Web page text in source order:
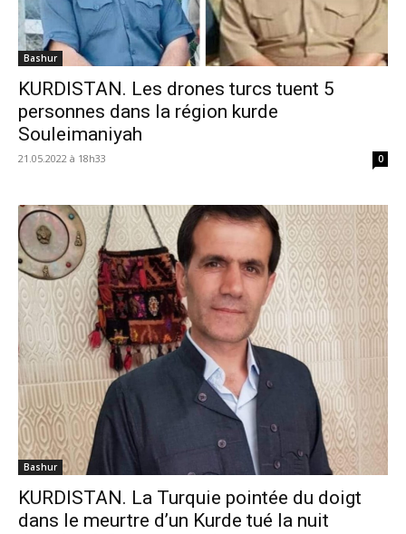
Bashur
KURDISTAN. Les drones turcs tuent 5
personnes dans la région kurde
Souleimaniyah
21.05.2022 à 18h33 0
Bashur
KURDISTAN. La Turquie pointée du doigt
dans le meurtre d’un Kurde tué la nuit